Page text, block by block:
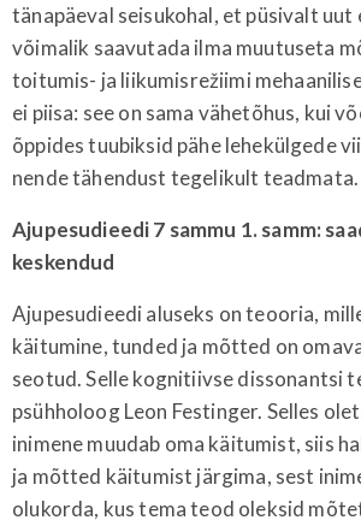
tänapäeval seisukohal, et püsivalt uut
võimalik saavutada ilma muutuseta
toitumis- ja liikumisrežiimi
ei piisa: see on sama vähetõhus, kui
õppides tuubiksid pähe lehekülgede
nende tähendust tegelikult teadmata.
Ajupesudieedi 7 sammu 1. samm:
keskendud
Ajupesudieedi aluseks on teooria,
käitumine, tunded ja mõtted on
seotud. Selle kognitiivse dissonantsi
psühholoog Leon Festinger. Selles
inimene muudab oma käitumist, siis
ja mõtted käitumist järgima, sest
olukorda, kus tema teod oleksid